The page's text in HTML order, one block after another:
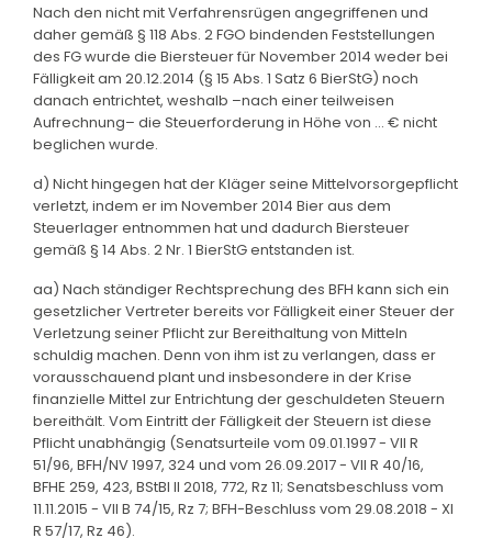
Nach den nicht mit Verfahrensrügen angegriffenen und
daher gemäß § 118 Abs. 2 FGO bindenden Feststellungen
des FG wurde die Biersteuer für November 2014 weder bei
Fälligkeit am 20.12.2014 (§ 15 Abs. 1 Satz 6 BierStG) noch
danach entrichtet, weshalb –nach einer teilweisen
Aufrechnung– die Steuerforderung in Höhe von … € nicht
beglichen wurde.
d) Nicht hingegen hat der Kläger seine Mittelvorsorgepflicht
verletzt, indem er im November 2014 Bier aus dem
Steuerlager entnommen hat und dadurch Biersteuer
gemäß § 14 Abs. 2 Nr. 1 BierStG entstanden ist.
aa) Nach ständiger Rechtsprechung des BFH kann sich ein
gesetzlicher Vertreter bereits vor Fälligkeit einer Steuer der
Verletzung seiner Pflicht zur Bereithaltung von Mitteln
schuldig machen. Denn von ihm ist zu verlangen, dass er
vorausschauend plant und insbesondere in der Krise
finanzielle Mittel zur Entrichtung der geschuldeten Steuern
bereithält. Vom Eintritt der Fälligkeit der Steuern ist diese
Pflicht unabhängig (Senatsurteile vom 09.01.1997 - VII R
51/96, BFH/NV 1997, 324 und vom 26.09.2017 - VII R 40/16,
BFHE 259, 423, BStBl II 2018, 772, Rz 11; Senatsbeschluss vom
11.11.2015 - VII B 74/15, Rz 7; BFH-Beschluss vom 29.08.2018 - XI
R 57/17, Rz 46).